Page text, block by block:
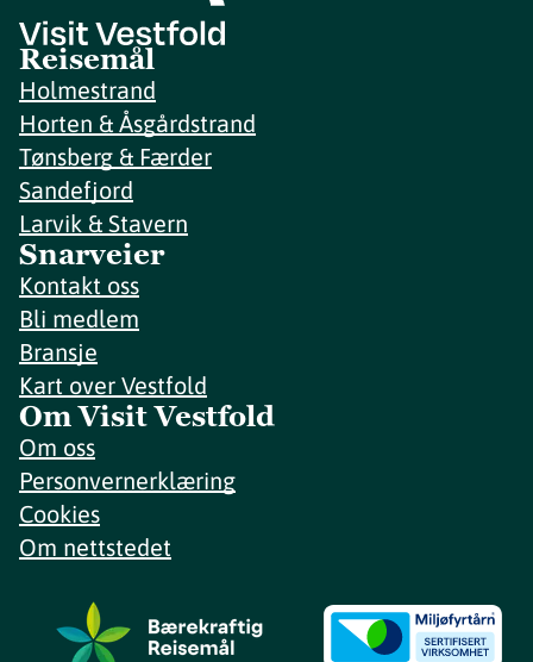
Reisemål
Holmestrand
Horten & Åsgårdstrand
Tønsberg & Færder
Sandefjord
Larvik & Stavern
Snarveier
Kontakt oss
Bli medlem
Bransje
Kart over Vestfold
Om Visit Vestfold
Om oss
Personvernerklæring
Cookies
Om nettstedet